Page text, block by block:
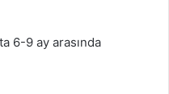
6-9 ay arasında